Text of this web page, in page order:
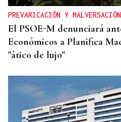
PREVARICACIÓN Y MALVERSACIÓN
El PSOE-M denunciará
Económicos a Planifica
"ático de lujo"